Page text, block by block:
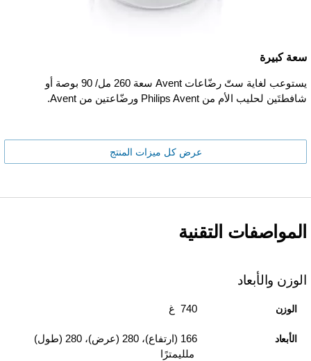
سعة كبيرة
يستوعب لغاية ستّ رضّاعات Avent سعة 260 مل/ 90 بوصة أو
شافطتَين لحليب الأم من Philips Avent ورضّاعتين من Avent.
عرض كل ميزات المنتج
المواصفات التقنية
الوزن والأبعاد
الوزن 740 غ
الأبعاد
166 (ارتفاع)، 280 (عرض)، 280 (طول)
ملليمترًا